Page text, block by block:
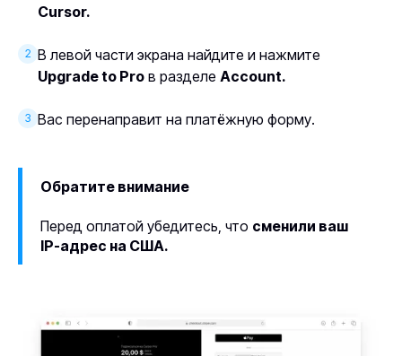
Cursor.
2 В левой части экрана найдите и нажмите
Upgrade to Pro в разделе Account.
3 Вас перенаправит на платёжную форму.
Обратите внимание
Перед оплатой убедитесь, что сменили ваш
IP-адрес на США.